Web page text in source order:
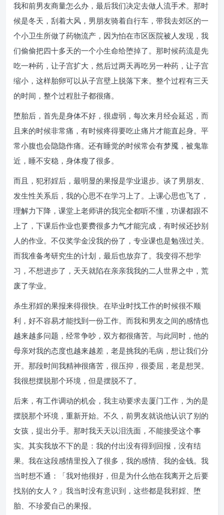
我和前男友商量怎么办，最后我们决定去做人流手术。那时
候是冬天，刮着大风，男朋友骑着自行车，带我去郊区的一
个小卫生所做了药物流产，因为怕在市区医院被人发现，我
们偷偷把四十多天的一个小生命给堕掉了。那时候药流是先
吃一种药，让子宫扩大，然后过两天再吃另一种药，让子宫
缩小，这样胎卵可以从子宫壁上脱落下来。整个过程有三天
的时间，整个过程肚子都很痛。
堕胎后，首先是身体不好，很虚弱，每次来月经会延迟，而
且来的时候非常痛，有时候疼得要吃止痛片才能直起身。平
常小腹也会隐隐作痛。还有睡觉的时候常会有梦魇，被鬼靠
近，睡不安稳，身体瘦了很多。
而且，犯邪婬后，最明显的果报是学业退步。谈了男朋友、
发生性关系后，我的心思不在学习上了。上课心思也飞了，
理解力下降，课堂上老师讲的我完全都听不懂，功课都跟不
上了，下课后作业也要费很多力气才能完成，有时候还抄别
人的作业。不仅奖学金没我的份了，专业课也是勉强过关。
而我准备考研究生的计划，最后也放弃了。我变得不想学
习，不想进步了，天天就陷在亲亲我我的二人世界之中，荒
废了学业。
杀生邪婬的果报来得很快。在毕业时找工作的时候很不顺
利，好不容易才能找到一份工作。而我和男友之间的感情也
越来越多问题，经常争吵，双方都很痛苦。与此同时，他的
母亲对我的态度也越来越差，老是挑我的毛病，想让我们分
开。那段时间我精神很痛苦，很压抑，很委屈，老是想哭。
我很想摆脱那个环境，但是摆脱不了。
后来，有工作调动的机会，我主动要求去厦门工作，为的是
摆脱那个环境，重新开始。不久，前男友就说他认识了别的
女孩，提出分手。那时我天天以泪洗面，不能接受这个事
实。其实我放不下的是：我的付出没有得到回报，没有结
果。我在这段感情里投入了很多，我的感情、我的金钱。我
当时想不通：「我对他很好，但是为什么他在我离开之后要
找别的女人？」我当时没有意识到，这些都是我邪婬、堕
胎、不珍爱自己的果报。